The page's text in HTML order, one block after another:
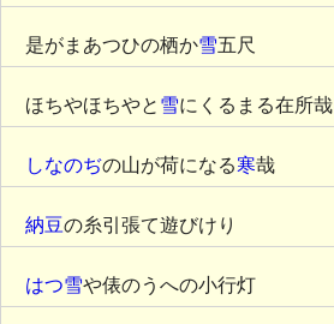
是がまあつひの栖か雪五尺
ほちやほちやと 雪にくるまる在所哉
しなのぢの山が荷になる寒哉
納豆の糸引張て遊びけり
はつ雪や俵のうへの小行灯